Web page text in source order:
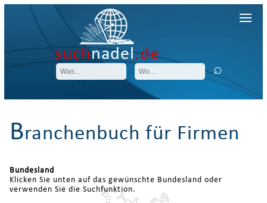
suchnadel.de
Branchenbuch für Firmen
Bundesland
Klicken Sie unten auf das gewünschte Bundesland oder
verwenden Sie die Suchfunktion.